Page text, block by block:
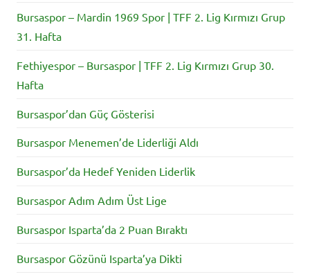
Bursaspor – Mardin 1969 Spor | TFF 2. Lig Kırmızı Grup
31. Hafta
Fethiyespor – Bursaspor | TFF 2. Lig Kırmızı Grup 30.
Hafta
Bursaspor’dan Güç Gösterisi
Bursaspor Menemen’de Liderliği Aldı
Bursaspor’da Hedef Yeniden Liderlik
Bursaspor Adım Adım Üst Lige
Bursaspor Isparta’da 2 Puan Bıraktı
Bursaspor Gözünü Isparta’ya Dikti